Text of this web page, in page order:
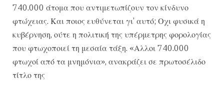
740.000 άτομα που αντιμετωπίζουν τον κίνδυνο
φτώχειας. Και ποιος ευθύνεται γι’ αυτό; Οχι φυσικά η
κυβέρνηση, ούτε η πολιτική της υπέρμετρης φορολογίας
που φτωχοποιεί τη μεσαία τάξη. «Αλλοι 740.000
φτωχοί από τα μνημόνια», ανακράζει σε πρωτοσέλιδο
τίτλο της